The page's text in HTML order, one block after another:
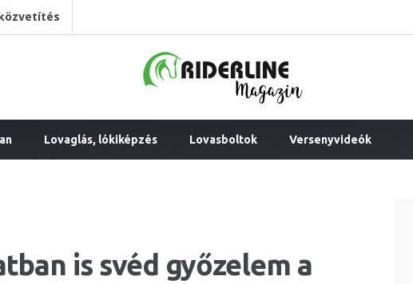
Lovaglás, lókiképzés Lovasboltok Versenyvideók
is svéd győzelem a